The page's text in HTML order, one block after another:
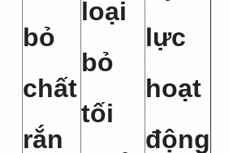
bỏ
chất
rắn
loại
bỏ
tối
lực
hoạt
động